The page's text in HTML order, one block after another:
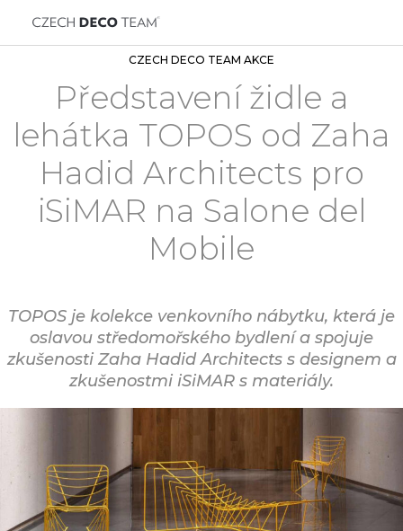
CZECH DECO TEAM AKCE
Představení židle a
lehátka TOPOS od Zaha
Hadid Architects pro
iSiMAR na Salone del
Mobile
TOPOS je kolekce venkovního nábytku, která je
oslavou středomořského bydlení a spojuje
zkušenosti Zaha Hadid Architects s designem a
zkušenostmi iSiMAR s materiály.